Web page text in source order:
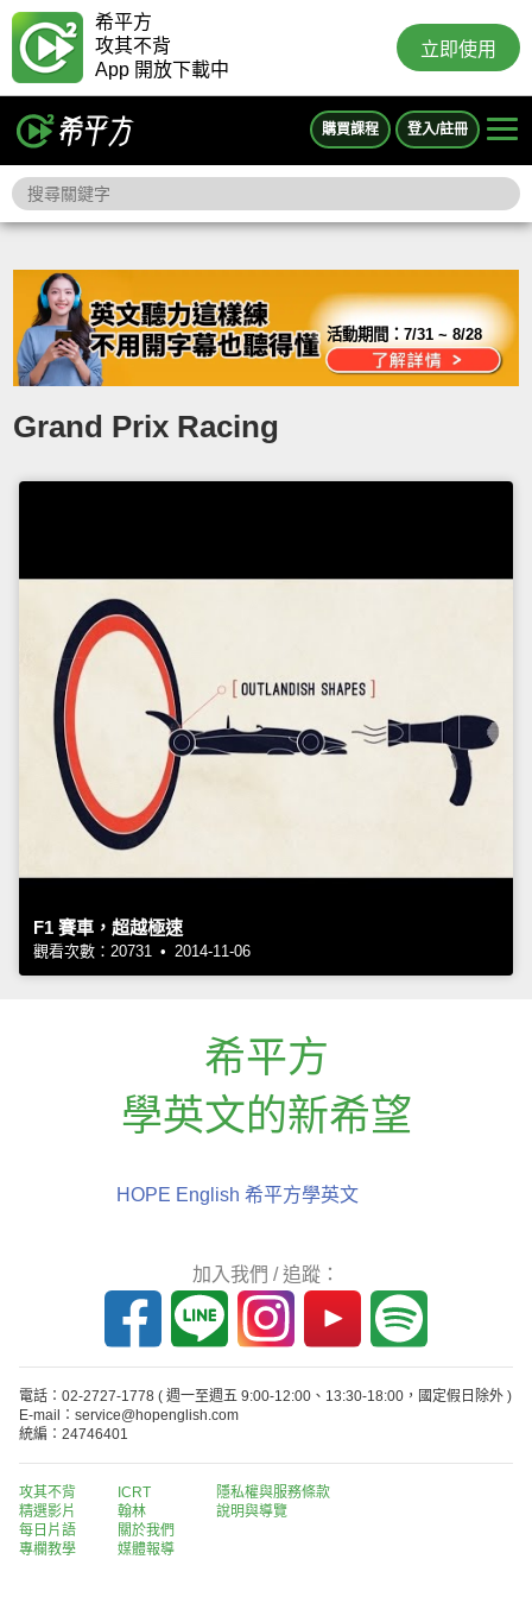
希平方
攻其不背
App 開放下載中
立即使用
購買課程 登入/註冊
活動期間：7/31 ~ 8/28
Grand Prix Racing
F1 賽車，超越極速
觀看次數：20731 • 2014-11-06
希平方
學英文的新希望
HOPE English 希平方學英文
加入我們 / 追蹤：
電話：02-2727-1778 ( 週一至週五 9:00-12:00、13:30-18:00，國定假日除外 )
E-mail：service@hopenglish.com
統編：24746401
攻其不背
精選影片
每日片語
專欄教學
ICRT
翰林
關於我們
媒體報導
隱私權與服務條款
說明與導覽